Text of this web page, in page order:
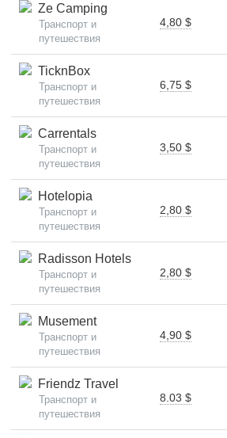
Ze Camping
Транспорт и
путешествия
4,80 $
TicknBox
Транспорт и
путешествия
6,75 $
Carrentals
Транспорт и
путешествия
3,50 $
Hotelopia
Транспорт и
путешествия
2,80 $
Radisson Hotels
Транспорт и
путешествия
2,80 $
Musement
Транспорт и
путешествия
4,90 $
Friendz Travel
Транспорт и
путешествия
8.03 $